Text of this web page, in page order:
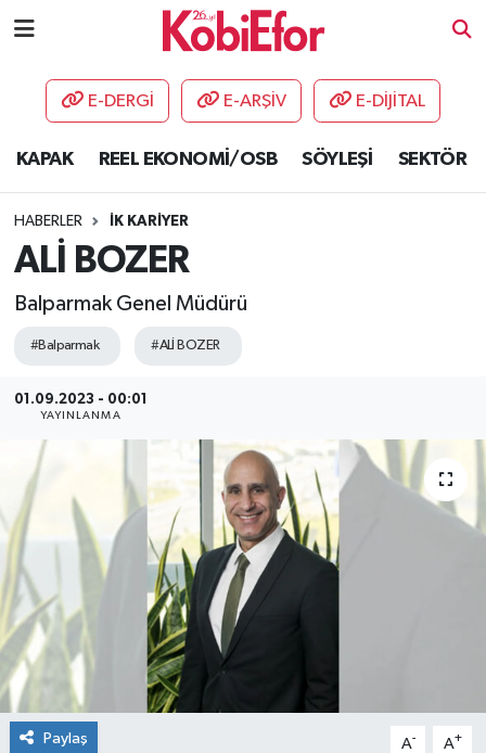
E-DERGİ E-ARŞİV E-DİJİTAL
KAPAK REEL EKONOMİ/OSB SÖYLEŞİ SEKTÖR
HABERLER İK KARİYER
ALİ BOZER
Balparmak Genel Müdürü
#Balparmak #ALİ BOZER
01.09.2023 - 00:01
YAYINLANMA
Paylaş A- A+
AKADEMİ
DESTEK-TEŞVİK
ETKİNLİK
GÜNCEL
KAPAK
SEKTÖR
ŞİRKET PANO
ÜLKE
YAŞAM